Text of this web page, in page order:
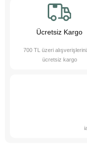
bakım ürünleri sunarak
hayvanlarınıza gerekli
sağlamaktan gurur
karşılayabilir ve onların
Ücretsiz Kargo
700 TL üzeri
ücretsiz kargo